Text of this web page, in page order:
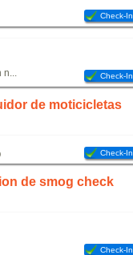
Check-In
n...
Check-In
de moticicletas
Check-In
de smog check
Check-In